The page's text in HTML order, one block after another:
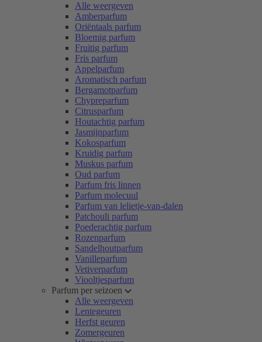
Alle weergeven
Amberparfum
Oriëntaals parfum
Bloemig parfum
Fruitig parfum
Fris parfum
Appelparfum
Aromatisch parfum
Bergamotparfum
Chypreparfum
Citrusparfum
Houtachtig parfum
Jasmijnparfum
Kokosparfum
Kruidig parfum
Muskus parfum
Oud parfum
Parfum fris linnen
Parfum molecuul
Parfum van lelietje-van-dalen
Patchouli parfum
Poederachtig parfum
Rozenparfum
Sandelhoutparfum
Vanilleparfum
Vetiverparfum
Viooltjesparfum
Parfum per seizoen
Alle weergeven
Lentegeuren
Herfst geuren
Zomergeuren